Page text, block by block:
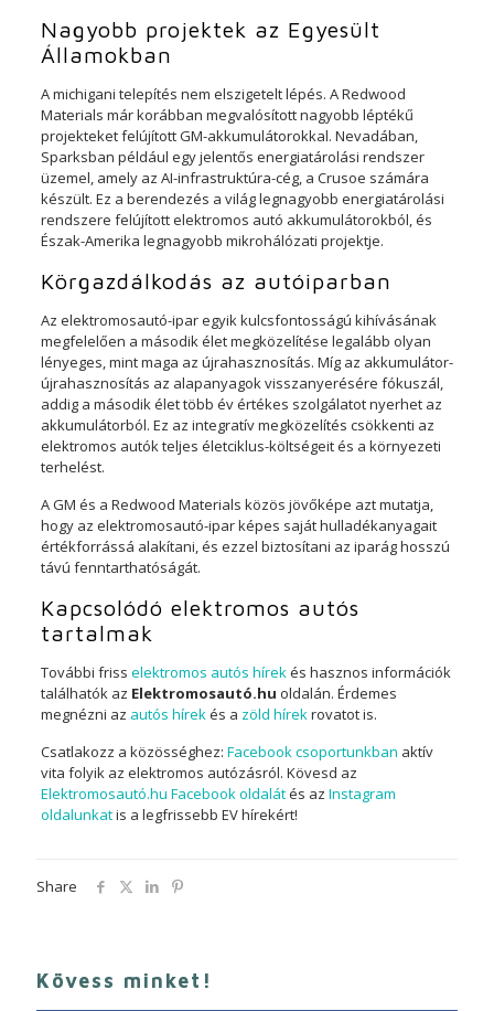
Nagyobb projektek az Egyesült
Államokban
A michigani telepítés nem elszigetelt lépés. A Redwood
Materials már korábban megvalósított nagyobb léptékű
projekteket felújított GM-akkumulátorokkal. Nevadában,
Sparksban például egy jelentős energiatárolási rendszer
üzemel, amely az AI-infrastruktúra-cég, a Crusoe számára
készült. Ez a berendezés a világ legnagyobb energiatárolási
rendszere felújított elektromos autó akkumulátorokból, és
Észak-Amerika legnagyobb mikrohálózati projektje.
Körgazdálkodás az autóiparban
Az elektromosautó-ipar egyik kulcsfontosságú kihívásának
megfelelően a második élet megközelítése legalább olyan
lényeges, mint maga az újrahasznosítás. Míg az akkumulátor-
újrahasznosítás az alapanyagok visszanyerésére fókuszál,
addig a második élet több év értékes szolgálatot nyerhet az
akkumulátorból. Ez az integratív megközelítés csökkenti az
elektromos autók teljes életciklus-költségeit és a környezeti
terhelést.
A GM és a Redwood Materials közös jövőképe azt mutatja,
hogy az elektromosautó-ipar képes saját hulladékanyagait
értékforrássá alakítani, és ezzel biztosítani az iparág hosszú
távú fenntarthatóságát.
Kapcsolódó elektromos autós
tartalmak
További friss elektromos autós hírekés hasznos információk
találhatók az Elektromosautó.hu oldalán. Érdemes
megnézni az autós hírekés a zöld hírekrovatot is.
Csatlakozz a közösséghez: Facebook csoportunkban aktív
vita folyik az elektromos autózásról. Kövesd az
Elektromosautó.hu Facebook oldalátés az Instagram
oldalunkatis a legfrissebb EV hírekért!
Share
Kövess minket!